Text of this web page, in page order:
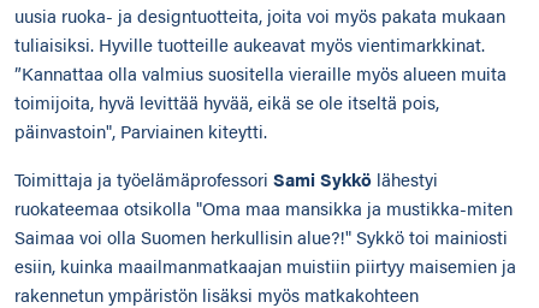
uusia ruoka- ja designtuotteita, joita voi myös pakata mukaan
tuliaisiksi. Hyville tuotteille aukeavat myös vientimarkkinat.
”Kannattaa olla valmius suositella vieraille myös alueen muita
toimijoita, hyvä levittää hyvää, eikä se ole itseltä pois,
päinvastoin", Parviainen kiteytti.
Toimittaja ja työelämäprofessori Sami Sykkö lähestyi
ruokateemaa otsikolla "Oma maa mansikka ja mustikka-miten
Saimaa voi olla Suomen herkullisin alue?!" Sykkö toi mainiosti
esiin, kuinka maailmanmatkaajan muistiin piirtyy maisemien ja
rakennetun ympäristön lisäksi myös matkakohteen